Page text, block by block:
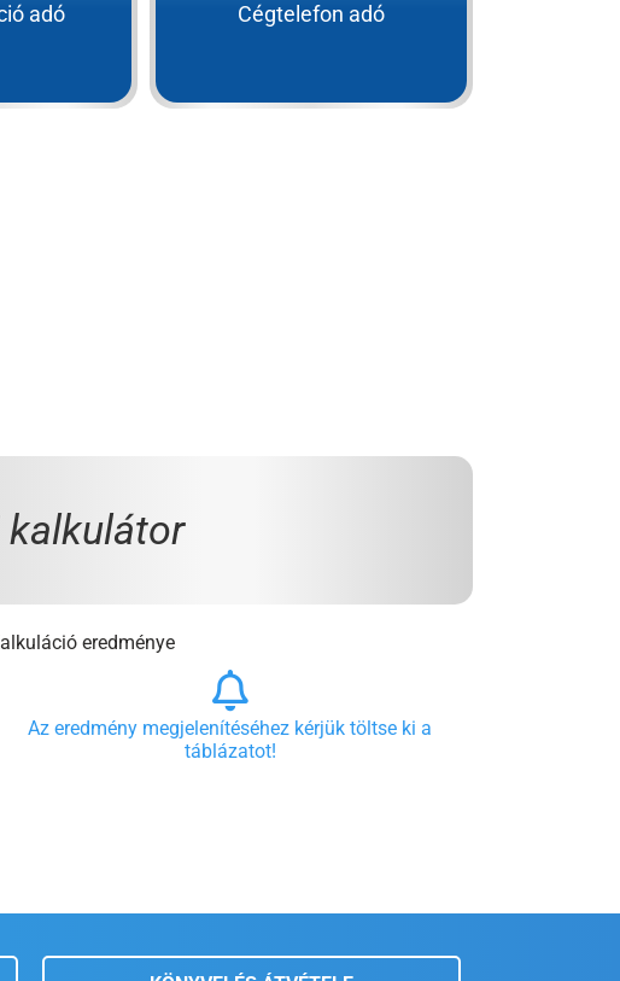
adó Cégtelefon adó
eredménye
Az eredmény megjelenítéséhez kérjük töltse ki a
táblázatot!